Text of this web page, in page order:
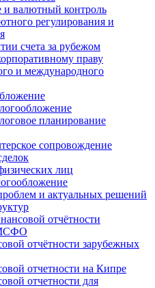
и валютный контроль
регулирования и
счета за рубежом
праву
и международного
планирование
сопровождение
лиц
и актуальных решений
отчётности
отчётности зарубежных
отчетности на Кипре
отчетности для